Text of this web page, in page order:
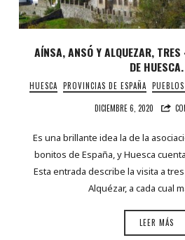
AÍNSA, ANSÓ Y ALQUEZAR,
DE HUESCA.
HUESCA PROVINCIAS DE ESPAÑA
DICIEMBRE 6, 2020
Es una brillante idea la de la
bonitos de España, y Huesca
Esta entrada describe la visita a
Alquézar, a cada cual
LEER MÁS